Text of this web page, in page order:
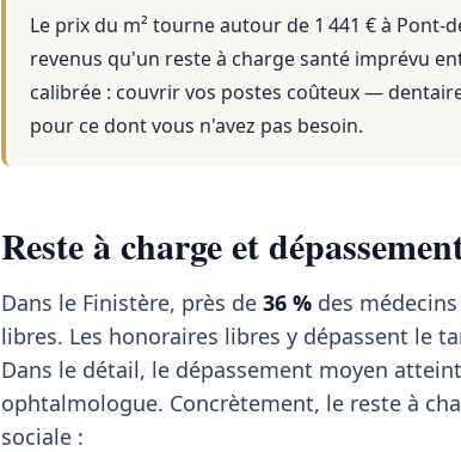
Le prix du m² tourne autour de 1 441 €à Pont-
revenus qu'un reste à charge santé imprévu
calibrée : couvrir vos postes coûteux —
pour ce dont vous n'avez pas besoin.
Reste à charge et
Dans le Finistère, près de 36 % des
libres. Les honoraires libres y dépassent le
Dans le détail, le dépassement moyen atteint
ophtalmologue. Concrètement, le reste à
sociale :